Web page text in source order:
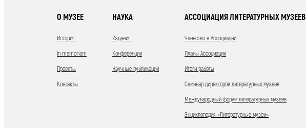
О МУЗЕЕ
История
In memoriam
Проекты
Контакты
НАУКА
Издания
Конференции
Научные публикации
АССОЦИАЦИЯ ЛИТЕРАТУРНЫХ МУЗЕЕВ
Членство в Ассоциации
Планы Ассоциации
Итоги работы
Семинар директоров литературных музеев
Международный форум литературных музеев
Энциклопедия «Литературные музеи»